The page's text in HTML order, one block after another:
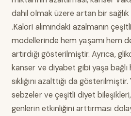
dahil olmak üzere artan bir
.Kalori alımındaki azalmanın
modellerinde hem yaşamı hem
artırdığı gösterilmiştir. Ayrıca,
kanser ve diyabet gibi yaşa bağlı
sıklığını azalttığı da
sebzeler ve çeşitli diyet bileşikleri,
genlerin etkinliğini arttırması